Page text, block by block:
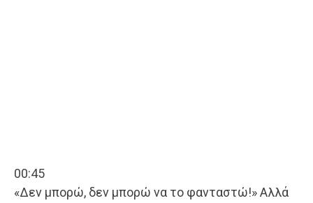
00:45
«Δεν μπορώ, δεν μπορώ να το φανταστώ!» Αλλά